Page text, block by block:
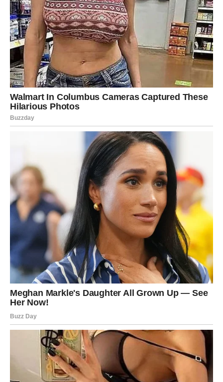
Ovo je period kada vaši talenti dolaze do izražaja.
Unutrašnja transformacija:
Povratak sebi
Najveća promena za Ribe u ovom periodu dešava se na
unutrašnjem planu.
Počinjete da shvatate svoju vrednost.
Prestajete da se gubite u drugima.
Učite da volite sebe na način na koji ste uvek voleli
druge.
I to menja sve.
Postajete mirniji.
Sigurniji.
Spremni da birate ono što vam prija – bez griže savesti.
Poruka zvezda za Ribe
Ne ignorišite znakove koje dobijate.